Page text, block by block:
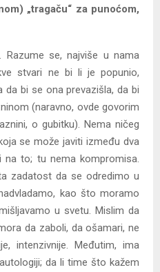
„tragaču“ za punoćom,
se, najviše u nama
stvari ne bi li je popunio,
da bi se ona prevazišla, da bi
(naravno, ovde govorim
o gubitku). Nema ničeg
se može javiti između dva
to; tu nema kompromisa.
zadatost da se odredimo u
kao što moramo
u svetu. Mislim da
da zaboli, da ošamari, ne
intenzivnije. Međutim, ima
da li time što kažem